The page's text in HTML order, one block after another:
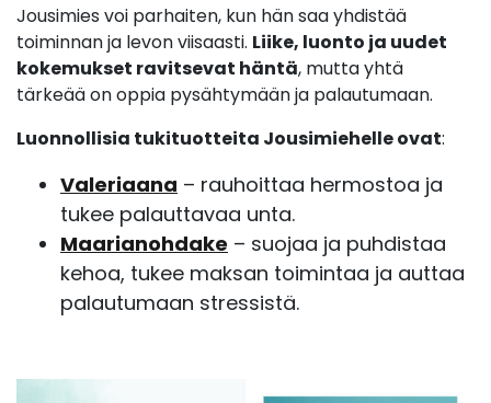
Jousimies voi parhaiten, kun hän saa yhdistää
toiminnan ja levon viisaasti. Liike, luonto ja uudet
kokemukset ravitsevat häntä, mutta yhtä
tärkeää on oppia pysähtymään ja palautumaan.
Luonnollisia tukituotteita Jousimiehelle ovat:
Valeriaana – rauhoittaa hermostoa ja
tukee palauttavaa unta.
Maarianohdake – suojaa ja puhdistaa
kehoa, tukee maksan toimintaa ja auttaa
palautumaan stressistä.